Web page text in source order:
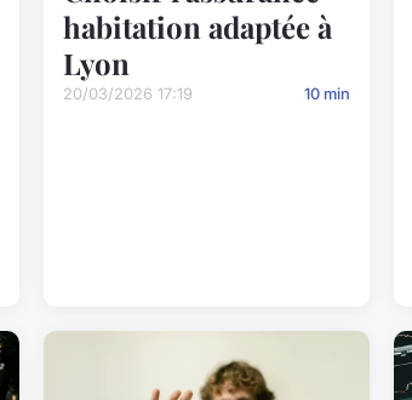
habitation adaptée à
Lyon
20/03/2026 17:19 10 min